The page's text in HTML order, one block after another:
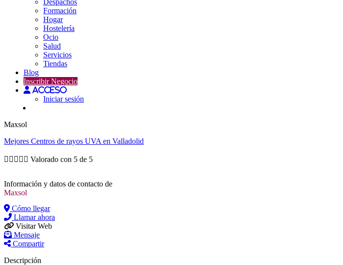
Despachos
Formación
Hogar
Hostelería
Ocio
Salud
Servicios
Tiendas
Blog
Inscribir Negocio
Acceso
Iniciar sesión
Maxsol
Mejores Centros de rayos UVA en Valladolid
     Valorado con 5 de 5
Información y datos de contacto de
Maxsol
Cómo llegar
Llamar ahora
Visitar Web
Mensaje
Compartir
Descripción